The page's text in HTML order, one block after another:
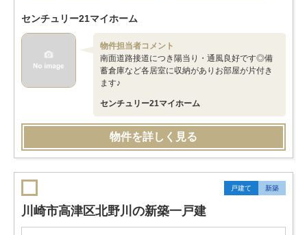
センチュリー21マイホーム
物件担当者コメント
南面道路接道につき陽当り・通風良好です◎備
蓄倉庫など各居室に収納がありお部屋が片付き
ます♪
センチュリー21マイホーム
物件を詳しく見る
戸建て 新築
川崎市高津区北野川の新築一戸建